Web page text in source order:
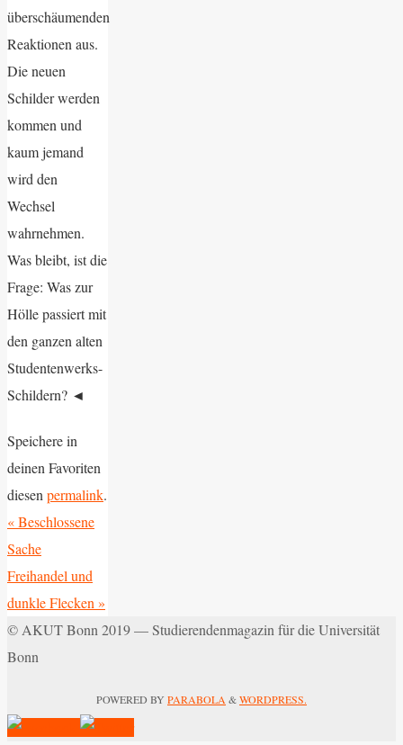
überschäumenden
Reaktionen aus.
Die neuen
Schilder werden
kommen und
kaum jemand
wird den
Wechsel
wahrnehmen.
Was bleibt, ist die
Frage: Was zur
Hölle passiert mit
den ganzen alten
Studentenwerks-
Schildern? ◄
Speichere in
deinen Favoriten
diesen permalink.
«Beschlossene
Sache
Freihandel und
dunkle Flecken »
© AKUT Bonn 2019 — Studierendenmagazin für die Universität
Bonn
POWERED BY PARABOLA & WORDPRESS.